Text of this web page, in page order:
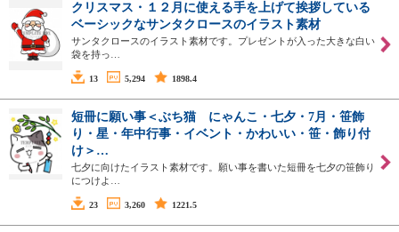
クリスマス・１２月に使える手を上げて挨拶している
ベーシックなサンタクロースのイラスト素材
サンタクロースのイラスト素材です。プレゼントが入った大きな白い
袋を持っ…
13 5,294 1898.4
短冊に願い事＜ぶち猫 にゃんこ・七夕・7月・笹飾
り・星・年中行事・イベント・かわいい・笹・飾り付
け＞…
七夕に向けたイラスト素材です。願い事を書いた短冊を七夕の笹飾り
につけよ…
23 3,260 1221.5